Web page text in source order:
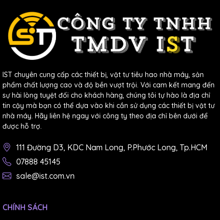
Ghi ở chế độ Tối thiểu/Tối đa và Trung bình
là tính năng giúp Đồng hồ vạn năng hiệu dụng thực
Fluke 28 II Ex ghi lại các giá trị tối thiểu, tối đa và
trung bình của các thông số đo lường. Đồng hồ vạn
IST chuyên cung cấp các thiết bị, vật tư tiêu hao nhà máy, sản
phẩm chất lượng cao và độ bền vượt trội. Với cam kết mang đến
sự hài lòng tuyệt đối cho khách hàng, chúng tôi tự hào là địa chỉ
tin cậy mà bạn có thể dựa vào khi cần sử dụng các thiết bị vật tư
nhà máy. Hãy liên hệ ngay với công ty theo địa chỉ bên dưới để
được hỗ trợ.
111 Đường D3, KDC Nam Long, P.Phước Long, Tp.HCM
07888 45145
sale@ist.com.vn
CHÍNH SÁCH